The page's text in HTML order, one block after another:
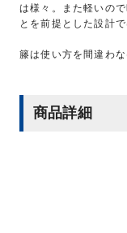
は様々。また軽いの
とを前提とした設計
籐は使い方を間違わ
商品詳細